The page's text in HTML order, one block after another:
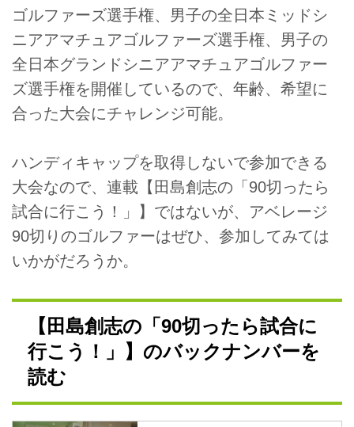
ゴルファーズ選手権、男子の全日本ミッドシ
ニアアマチュアゴルファーズ選手権、男子の
全日本グランドシニアアマチュアゴルファー
ズ選手権を開催しているので、年齢、希望に
合った大会にチャレンジ可能。
ハンディキャップを取得しないで参加できる
大会なので、連載【田島創志の「90切ったら
試合に行こう！」】ではないが、アベレージ
90切りのゴルファーはぜひ、参加してみては
いかがだろうか。
【田島創志の「90切ったら試合に
行こう！」】のバックナンバーを
読む